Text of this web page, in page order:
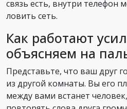
связь есть, внутри телефон
ловить сеть.
Как работают
объясняем на
Представьте, что ваш друг
из другой комнаты. Вы его
между вами встанет